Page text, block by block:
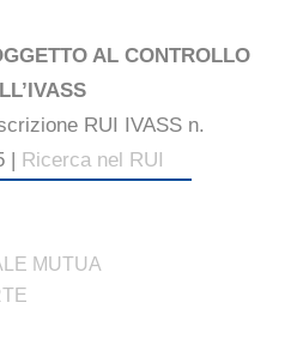
AL CONTROLLO
RUI IVASS n.
| Ricerca nel RUI
MUTUA